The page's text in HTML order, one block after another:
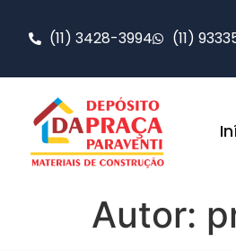
(11) 3428-3994 (11)
Autor: